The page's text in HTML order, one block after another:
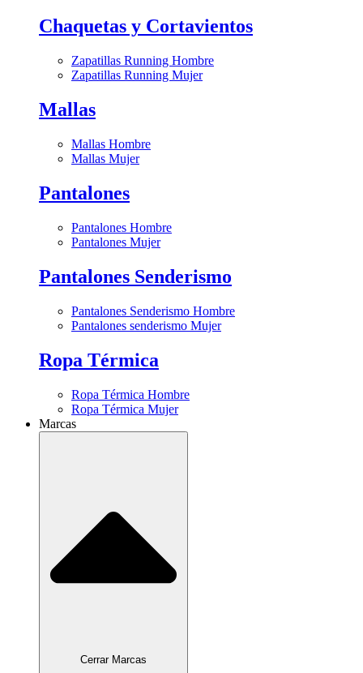
Chaquetas y Cortavientos
Zapatillas Running Hombre
Zapatillas Running Mujer
Mallas
Mallas Hombre
Mallas Mujer
Pantalones
Pantalones Hombre
Pantalones Mujer
Pantalones Senderismo
Pantalones Senderismo Hombre
Pantalones senderismo Mujer
Ropa Térmica
Ropa Térmica Hombre
Ropa Térmica Mujer
Marcas
Cerrar Marcas